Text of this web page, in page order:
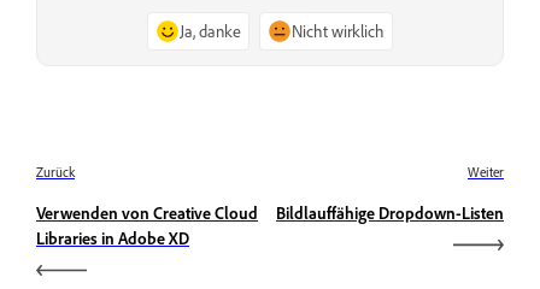
Ja, danke Nicht wirklich
Zurück
Verwenden von Creative Cloud
Libraries in Adobe XD
Weiter
Bildlauffähige Dropdown-Listen